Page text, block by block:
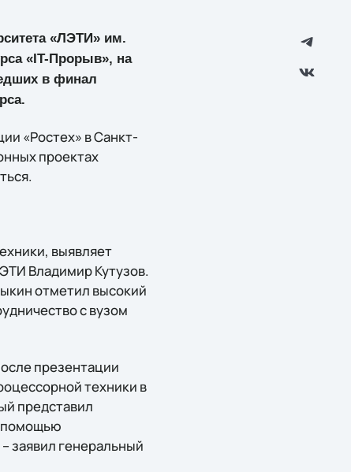
«ЛЭТИ» им.
«IT-Прорыв», на
в финал
«Ростех» в Санкт-
проектах
выявляет
Владимир Кутузов.
отметил высокий
с вузом
презентации
техники в
представил
помощью
заявил генеральный